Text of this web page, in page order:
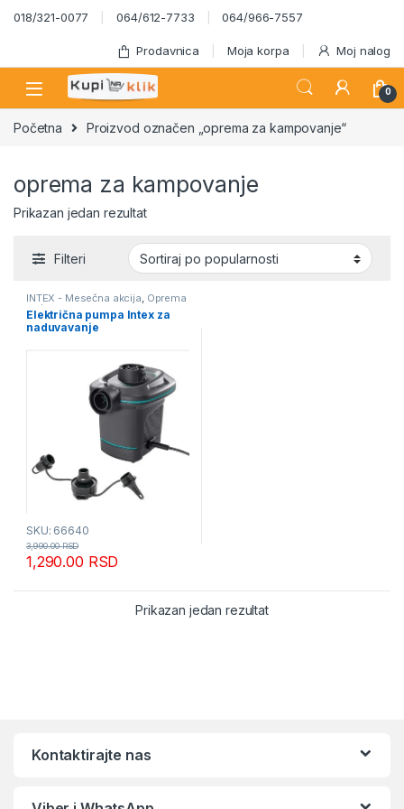
Skip to navigation
Skip to content
018/321-0077 064/612-7733 064/966-7557
Prodavnica Moja korpa Moj nalog
0
Početna Proizvod označen „oprema za kampovanje“
oprema za kampovanje
Prikazan jedan rezultat
Filteri
INTEX - Mesečna akcija, Oprema
za bazene
Električna pumpa Intex za
naduvavanje
SKU: 66640
1,290.00 RSD
3,990.00RSD
Prikazan jedan rezultat
Kontaktirajte nas